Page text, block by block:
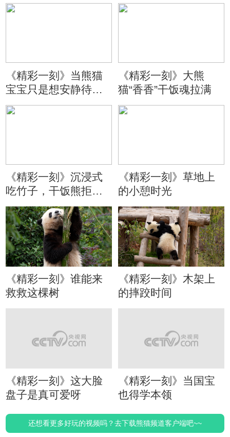
《精彩一刻》当熊猫
宝宝只是想安静待会
儿
《精彩一刻》大熊
猫“香香”干饭魂拉满
《精彩一刻》沉浸式
吃竹子，干饭熊拒绝
分心
《精彩一刻》草地上
的小憩时光
《精彩一刻》谁能来
救救这棵树
《精彩一刻》木架上
的摔跤时间
《精彩一刻》这大脸
盘子是真可爱呀
《精彩一刻》当国宝
也得学本领
还想看更多好玩的视频吗？去下载熊猫频道客户端吧~~